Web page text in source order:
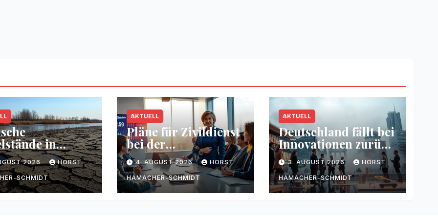
in
durch
2026 HORST
SCHMIDT
AKTUELL
Pläne für Zivildienst
bei der
Bundesregierung
4. AUGUST 2026 HORST
HAMACHER-SCHMIDT
AKTUELL
Deutschland fällt bei
Innovationen zurück
– Warum
3. AUGUST 2026 HORST
HAMACHER-SCHMIDT